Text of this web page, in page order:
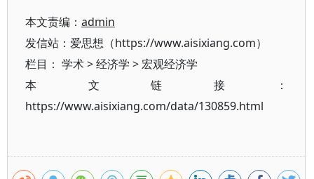
本文责编： admin
发信站：爱思想（https://www.aisixiang.com）
栏目： 学术>经济学 >宏观经济学
本文链接：
https://www.aisixiang.com/data/130859.html